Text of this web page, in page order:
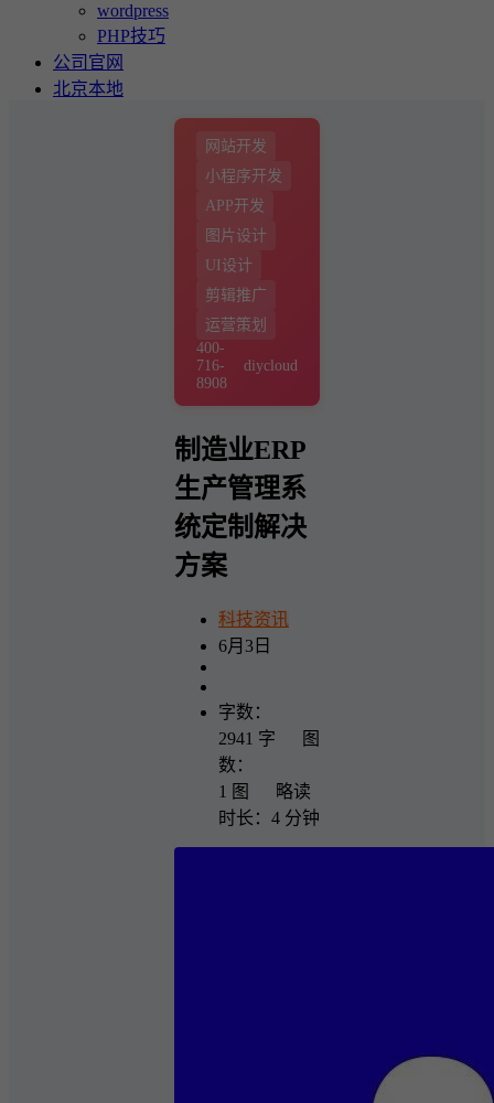
wordpress
PHP技巧
公司官网
北京本地
网站开发
小程序开发
APP开发
图片设计
UI设计
剪辑推广
运营策划
400-
716-
8908
diycloud
制造业ERP
生产管理系
统定制解决
方案
科技资讯
6月3日
字数：
2941 字 图
数：
1 图 略读
时长：4 分钟